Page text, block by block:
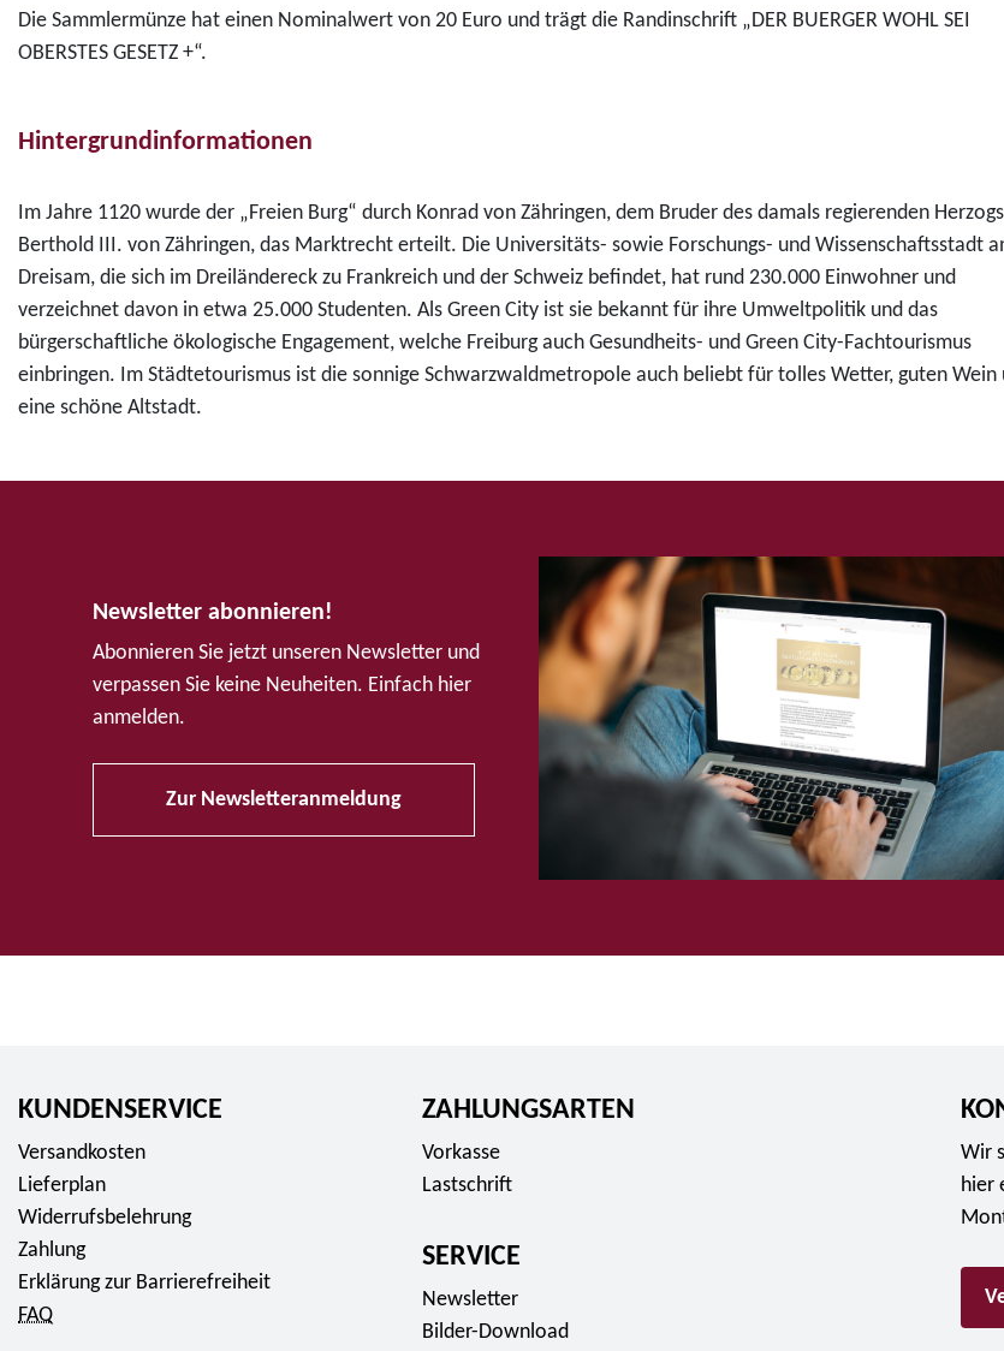
Die Sammlermünze hat einen Nominalwert von 20 Euro und trägt die Randinschrift „DER BUERGER WOHL SEI
OBERSTES GESETZ +“.
Hintergrundinformationen
Im Jahre 1120 wurde der „Freien Burg“ durch Konrad von Zähringen, dem Bruder des damals regierenden Herzogs
Berthold III. von Zähringen, das Marktrecht erteilt. Die Universitäts- sowie Forschungs- und Wissenschaftsstadt
Dreisam, die sich im Dreiländereck zu Frankreich und der Schweiz befindet, hat rund 230.000 Einwohner und
verzeichnet davon in etwa 25.000 Studenten. Als Green City ist sie bekannt für ihre Umweltpolitik und das
bürgerschaftliche ökologische Engagement, welche Freiburg auch Gesundheits- und Green City-Fachtourismus
einbringen. Im Städtetourismus ist die sonnige Schwarzwaldmetropole auch beliebt für tolles Wetter, guten Wein
eine schöne Altstadt.
Newsletter abonnieren!
Abonnieren Sie jetzt unseren Newsletter und
verpassen Sie keine Neuheiten. Einfach hier
anmelden.
Zur Newsletteranmeldung
KUNDENSERVICE
Versandkosten
Lieferplan
Widerrufsbelehrung
Zahlung
Erklärung zur Barrierefreiheit
FAQ
ZAHLUNGSARTEN
Vorkasse
Lastschrift
SERVICE
Newsletter
Bilder-Download
Wir
hier